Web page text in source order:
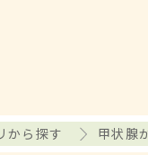
から探す 甲状腺